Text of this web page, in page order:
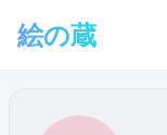
絵の蔵